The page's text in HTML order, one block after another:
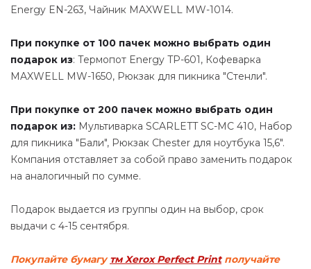
Energy EN-263, Чайник MAXWELL MW-1014.
При покупке от 100 пачек можно выбрать один
подарок из: Термопот Energy TP-601, Кофеварка
MAXWELL MW-1650, Рюкзак для пикника "Стенли".
При покупке от 200 пачек можно выбрать один
подарок из: Мультиварка SCARLETT SC-MC 410, Набор
для пикника "Бали", Рюкзак Chester для ноутбука 15,6".
Компания отставляет за собой право заменить подарок
на аналогичный по сумме.
Подарок выдается из группы один на выбор, срок
выдачи с 4-15 сентября.
Покупайте бумагутм Xerox Perfect Printполучайте